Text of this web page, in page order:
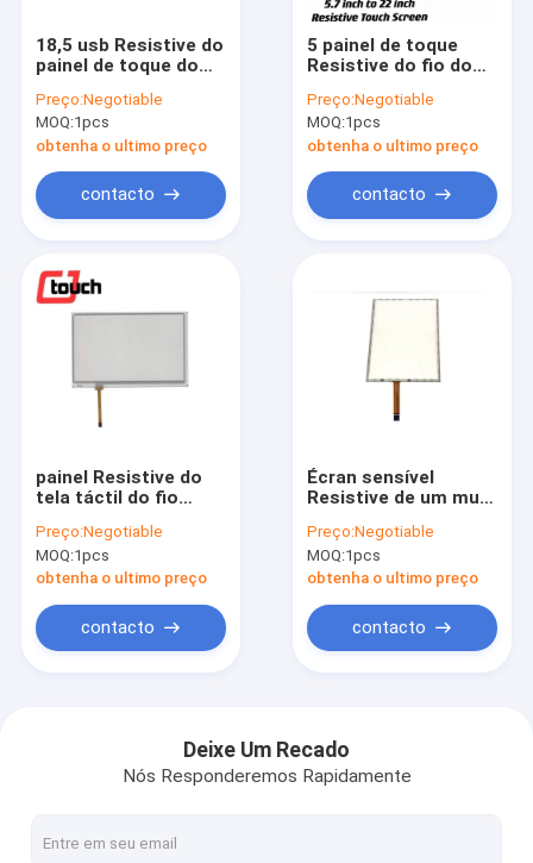
Fale Conosco
18,5 usb Resistive do
painel de toque do
com pontos de 1
toque
Preço:Negotiable
MOQ:1pcs
obtenha o ultimo preço
contacto
5 painel de toque
Resistive do fio do
polegadas 35 milhão
durabilidades dos
toques
Preço:Negotiable
MOQ:1pcs
obtenha o ultimo preço
contacto
painel Resistive do
tela táctil do fio
exposição industrial
Preço:Negotiable
MOQ:1pcs
obtenha o ultimo preço
contacto
Écran sensível
Resistive de um multi
polegadas, tela táctil
Resistive do Lcd de 5
fios
Preço:Negotiable
MOQ:1pcs
obtenha o ultimo preço
contacto
Deixe Um Recado
Nós Responderemos Rapidamente